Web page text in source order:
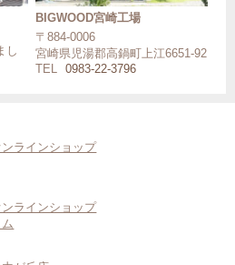
し
BIGWOOD宮崎工場
〒884-0006
宮崎県児湯郡高鍋町上江6651-92
TEL
0983-22-3796
ラインショップ
ラインショップ